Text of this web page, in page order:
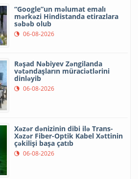
“Google”un məlumat emalı
mərkəzi Hindistanda etirazlara
səbəb olub
06-08-2026
Rəşad Nəbiyev Zəngilanda
vətəndaşların müraciətlərini
dinləyib
06-08-2026
Xəzər dənizinin dibi ilə Trans-
Xəzər Fiber-Optik Kabel Xəttinin
çəkilişi başa çatıb
06-08-2026